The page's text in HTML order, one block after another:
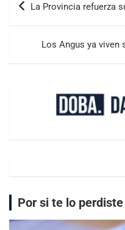
La Provincia refuerza
Los Angus ya viven
Por si te lo perdiste